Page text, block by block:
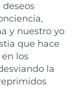
y nuestro yo
que hace
los
la